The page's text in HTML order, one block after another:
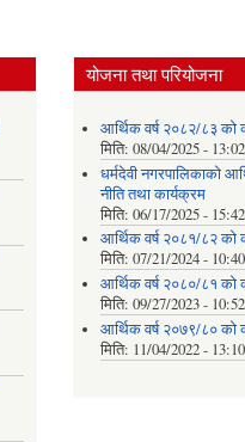
योजना तथा परियोजना
आर्थिक वर्ष २०८२/८३ को
मिति:08/04/2025 - 13:02
धर्मदेवी नगरपालिकाको
नीति तथा कार्यक्रम
मिति:06/17/2025 - 15:42
आर्थिक वर्ष २०८१/८२ को
मिति:07/21/2024 - 10:40
आर्थिक वर्ष २०८०/८१ को
मिति:09/27/2023 - 10:52
आर्थिक वर्ष २०७९/८० को
मिति: 11/04/2022 - 13:10